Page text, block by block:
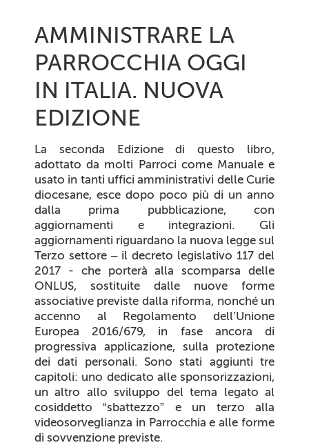
AMMINISTRARE LA
PARROCCHIA OGGI
IN ITALIA. NUOVA
EDIZIONE
La seconda Edizione di questo libro,
adottato da molti Parroci come Manuale e
usato in tanti uffici amministrativi delle Curie
diocesane, esce dopo poco più di un anno
dalla prima pubblicazione, con
aggiornamenti e integrazioni. Gli
aggiornamenti riguardano la nuova legge sul
Terzo settore – il decreto legislativo 117 del
2017 - che porterà alla scomparsa delle
ONLUS, sostituite dalle nuove forme
associative previste dalla riforma, nonché un
accenno al Regolamento dell’Unione
Europea 2016/679, in fase ancora di
progressiva applicazione, sulla protezione
dei dati personali. Sono stati aggiunti tre
capitoli: uno dedicato alle sponsorizzazioni,
un altro allo sviluppo del tema legato al
cosiddetto “sbattezzo” e un terzo alla
videosorveglianza in Parrocchia e alle forme
di sovvenzione previste.